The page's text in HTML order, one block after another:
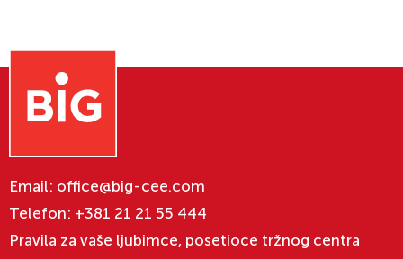
Email: office@big-cee.com
Telefon: +381 21 21 55 444
Pravila za vaše ljubimce, posetioce tržnog centra